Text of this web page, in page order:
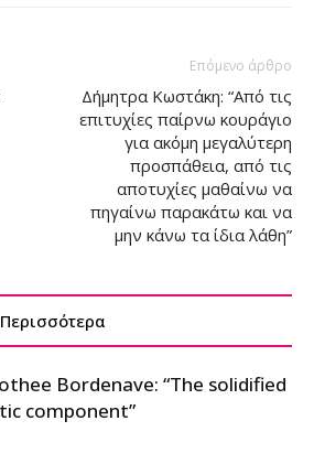
Επόμενο άρθρο
Δήμητρα Κωστάκη: “Από τις
επιτυχίες παίρνω κουράγιο
για ακόμη μεγαλύτερη
προσπάθεια, από τις
αποτυχίες μαθαίνω να
πηγαίνω παρακάτω και να
μην κάνω τα ίδια λάθη”
Περισσότερα
Bordenave: “The solidified
component”